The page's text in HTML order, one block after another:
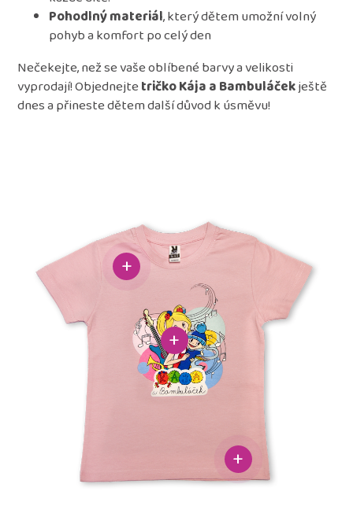
Pohodlný materiál, který dětem umožní volný
pohyb a komfort po celý den
Nečekejte, než se vaše oblíbené barvy a velikosti
vyprodají! Objednejtetričko Kája a Bambuláčekještě
dnes a přineste dětem další důvod k úsměvu!